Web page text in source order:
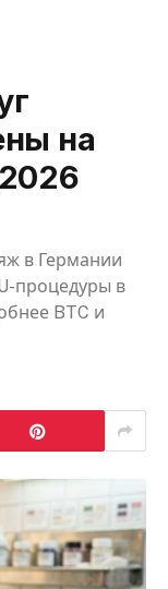
на
в Германии
процедуры в
BTC и